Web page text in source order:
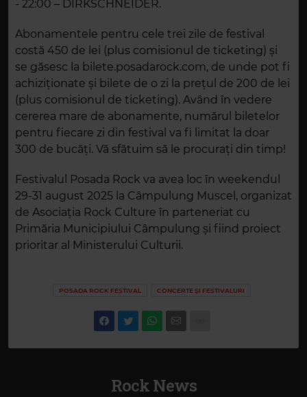
- 22:00 – DIRKSCHNEIDER.
Abonamentele pentru cele trei zile de festival
costă 450 de lei (plus comisionul de ticketing) și
se găsesc la bilete.posadarock.com, de unde pot fi
achiziționate și bilete de o zi la prețul de 200 de lei
(plus comisionul de ticketing). Având în vedere
cererea mare de abonamente, numărul biletelor
pentru fiecare zi din festival va fi limitat la doar
300 de bucăți. Vă sfătuim să le procurați din timp!
Festivalul Posada Rock va avea loc în weekendul
29-31 august 2025 la Câmpulung Muscel, organizat
de Asociația Rock Culture în parteneriat cu
Primăria Municipiului Câmpulung și fiind proiect
prioritar al Ministerului Culturii.
POSADA ROCK FESTIVAL CONCERTE ȘI FESTIVALURI
Rock News